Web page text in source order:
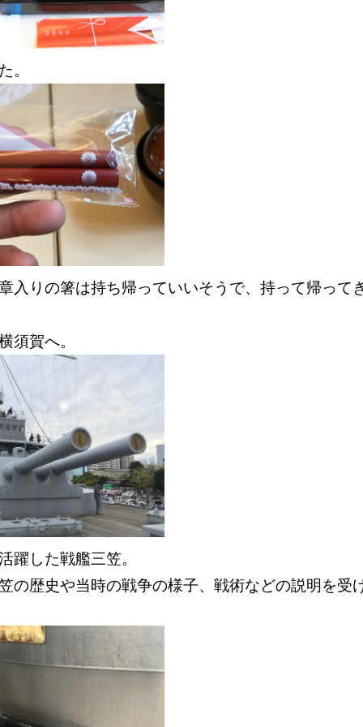
。
入りの箸は持ち帰っていいそうで、持って帰って
須賀へ。
躍した戦艦三笠。
の歴史や当時の戦争の様子、戦術などの説明を受